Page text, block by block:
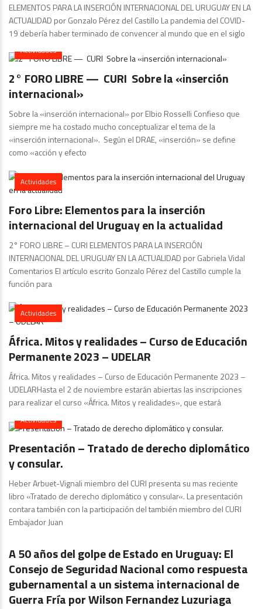
ELEMENTOS PARA LA INSERCIÓN INTERNACIONAL DEL URUGUAY EN LA
ACTUALIDAD por Gonzalo Pérez del Castillo La pandemia del COVID-
19 debería haber terminado de convencer al mundo que en el siglo
Actividades
2° FORO LIBRE — CURI Sobre la «inserción
internacional»
Sobre la «inserción internacional» por Elbio Rosselli Confieso que
siempre me ha costado mucho conceptualizar el tema de la
«inserción internacional». Según el DRAE, «inserción» se define
como «acción y efecto
Actividades
Foro Libre: Elementos para la inserción
internacional del Uruguay en la actualidad
2° FORO LIBRE – CURI ELEMENTOS PARA LA INSERCIÓN
INTERNACIONAL DEL URUGUAY EN LA ACTUALIDAD por Gabriela Vidal
Comentarios El artículo escrito Gonzalo Pérez del Castillo cumple la
función para
Actividades
África. Mitos y realidades – Curso de Educación
Permanente 2023 – UDELAR
África. Mitos y realidades – Curso de Educación Permanente 2023 –
UDELARHasta el 2 de noviembre estarán abiertas las inscripciones
para realizar el curso «África. Mitos y realidades», que estará
Actividades
Presentación – Tratado de derecho diplomático
y consular.
Heber Arbuet-Vignali miembro del CURI presenta su mas reciente
libro «Tratado de derecho diplomático y consular«. La presentación
contara también con la participación del también miembro del CURI
Embajador Juan
Actividades
A 50 años del golpe de Estado en Uruguay: El
Consejo de Seguridad Nacional como respuesta
gubernamental a un sistema internacional de
Guerra Fría por Wilson Fernandez Luzuriaga
Actividades